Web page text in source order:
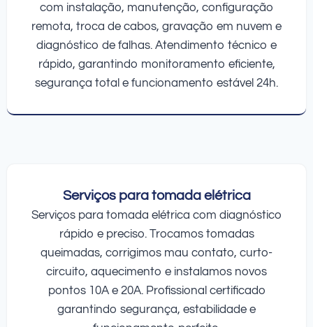
com instalação, manutenção, configuração
remota, troca de cabos, gravação em nuvem e
diagnóstico de falhas. Atendimento técnico e
rápido, garantindo monitoramento eficiente,
segurança total e funcionamento estável 24h.
Serviços para tomada elétrica
Serviços para tomada elétrica com diagnóstico
rápido e preciso. Trocamos tomadas
queimadas, corrigimos mau contato, curto-
circuito, aquecimento e instalamos novos
pontos 10A e 20A. Profissional certificado
garantindo segurança, estabilidade e